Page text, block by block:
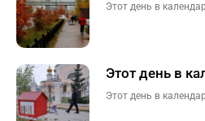
Этот день в
Этот день в
Этот день в